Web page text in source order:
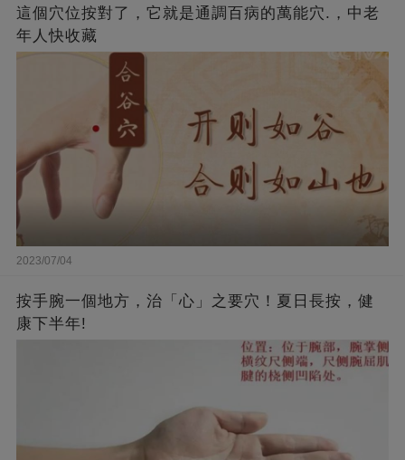
這個穴位按對了，它就是通調百病的萬能穴.，中老
年人快收藏
2023/07/04
按手腕一個地方，治「心」之要穴！夏日長按，健
康下半年!